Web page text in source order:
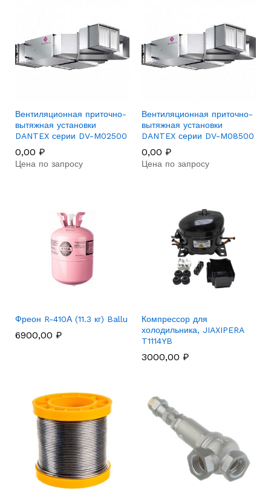
Вентиляционная приточно-
вытяжная установки
DANTEX серии DV-M02500
0,00 ₽
Цена по запросу
Вентиляционная приточно-
вытяжная установки
DANTEX серии DV-M08500
0,00 ₽
Цена по запросу
Фреон R-410А (11.3 кг) Ballu
6900,00 ₽
Компрессор для
холодильника, JIAXIPERA
T1114YB
3000,00 ₽